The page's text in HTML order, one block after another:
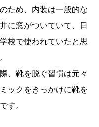
ため、内装は一般的な
に窓がついていて、日
校で使われていたと思
、靴を脱ぐ習慣は元々
ックをきっかけに靴を
す。